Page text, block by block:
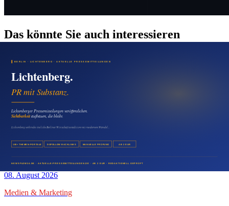
Das könnte Sie auch interessieren
Neu-Hohenschönhausen bekannter machen:
Presseartikel für Unternehmen und Anbieter
09. August 2026
Medien & Marketing
Pressemitteilung in Wartenberg veröffentlichen:
Mehr Sichtbarkeit für regionale Firmen
08. August 2026
Medien & Marketing